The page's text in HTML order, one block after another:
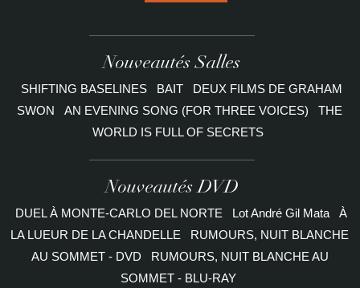
Nouveautés Salles
SHIFTING BASELINES BAIT
DEUX FILMS DE GRAHAM
SWON
AN EVENING SONG (FOR THREE VOICES)
THE
WORLD IS FULL OF SECRETS
Nouveautés DVD
DUEL À MONTE-CARLO DEL NORTE Lot André Gil Mata
À
LA LUEUR DE LA CHANDELLE
RUMOURS, NUIT BLANCHE
AU SOMMET - DVD
RUMOURS, NUIT BLANCHE AU
SOMMET - BLU-RAY